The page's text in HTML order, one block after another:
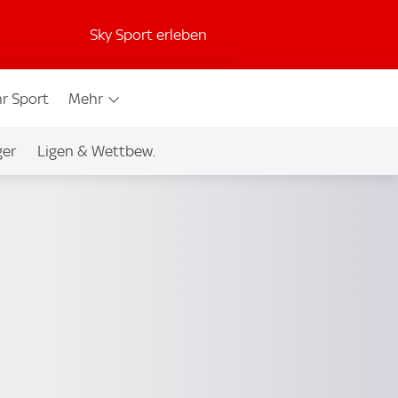
Sky Sport erleben
Sport Mehr
Ligen & Wettbew.